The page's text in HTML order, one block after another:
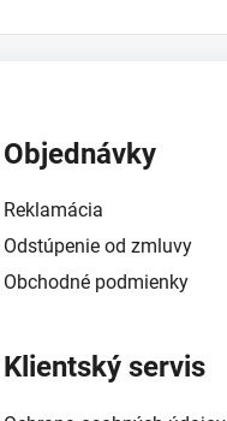
Objednávky
Reklamácia
Odstúpenie od zmluvy
Obchodné podmienky
Klientský servis